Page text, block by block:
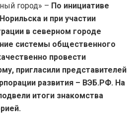
город» – По инициативе
и при участии
в северном городе
системы общественного
провести
пригласили представителей
развития – ВЭБ.РФ. На
итоги знакомства